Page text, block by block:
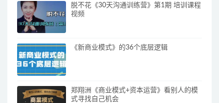
脱不花《30天沟通训练营》第1期 培训课程
视频
《新商业模式》的36个底层逻辑
郑翔洲《商业模式+资本运营》看别人的模
式寻找自己机会